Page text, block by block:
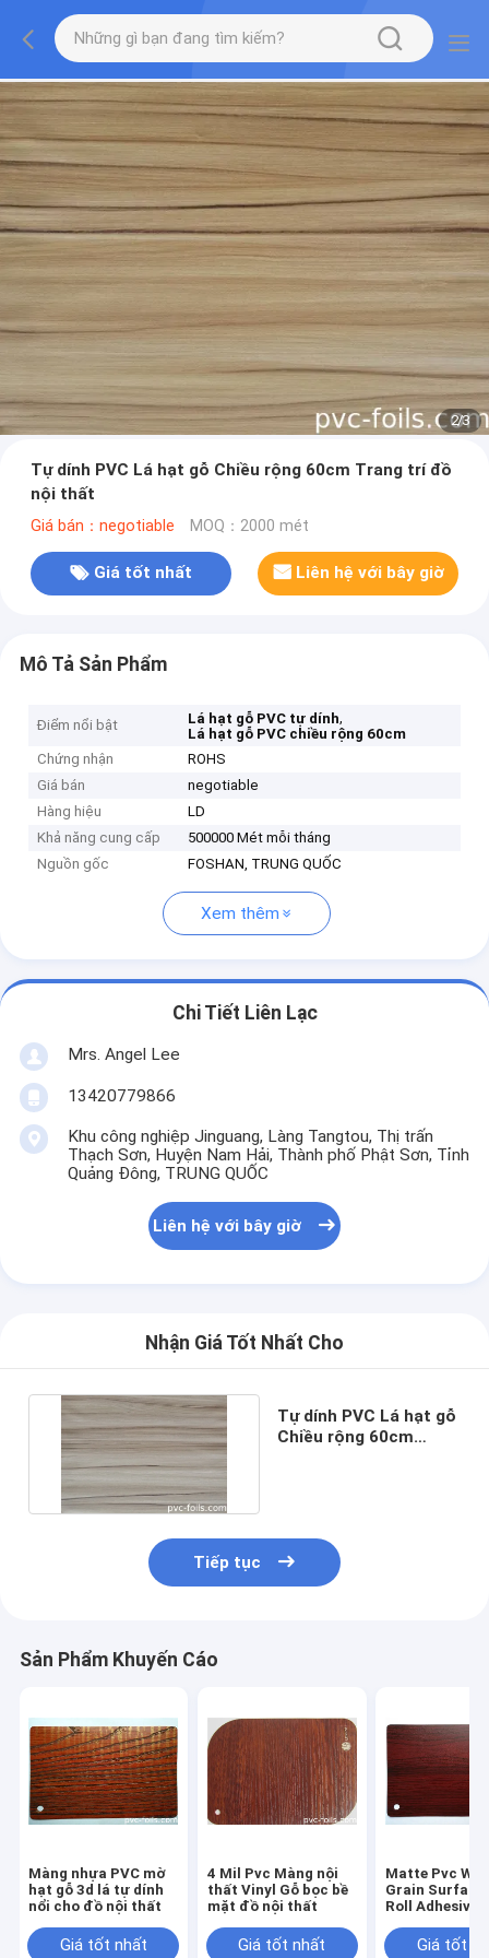
2/3
Tự dính PVC Lá hạt gỗ Chiều rộng 60cm Trang trí đồ
nội thất
Giá bán：negotiable MOQ：2000 mét
Giá tốt nhất Liên hệ với bây giờ
Mô Tả Sản Phẩm
Điểm nổi bật Lá hạt gỗ PVC tự dính,
Lá hạt gỗ PVC chiều rộng 60cm
Chứng nhận
ROHS
Giá bán
negotiable
Hàng hiệu
LD
Khả năng cung cấp
500000 Mét mỗi tháng
Nguồn gốc
FOSHAN, TRUNG QUỐC
Xem thêm
Chi Tiết Liên Lạc
Mrs. Angel Lee
13420779866
Khu công nghiệp Jinguang, Làng Tangtou, Thị trấn
Thạch Sơn, Huyện Nam Hải, Thành phố Phật Sơn, Tỉnh
Quảng Đông, TRUNG QUỐC
Liên hệ với bây giờ
Nhận Giá Tốt Nhất Cho
Tự dính PVC Lá hạt gỗ
Chiều rộng 60cm
Tiếp tục
Sản Phẩm Khuyến Cáo
Màng nhựa PVC mờ
hạt gỗ 3d lá tự dính
nổi cho đồ nội thất
Giá tốt nhất
4 Mil Pvc Màng nội
thất Vinyl Gỗ bọc bề
mặt đồ nội thất
Giá tốt nhất
Matte Pvc
Grain Surface
Roll Adhesive
Giá tốt